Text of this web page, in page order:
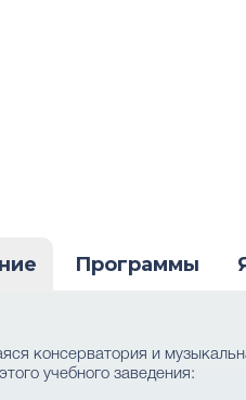
Программы
консерватория и
учебного заведения: